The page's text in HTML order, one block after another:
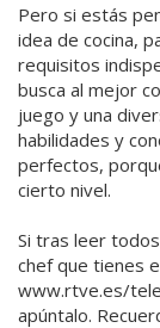
Pero si estás
idea de cocina,
requisitos
busca al mejor
juego y una
habilidades y
perfectos,
cierto nivel.
Si tras leer
chef que tienes
www.rtve.es/
apúntalo.